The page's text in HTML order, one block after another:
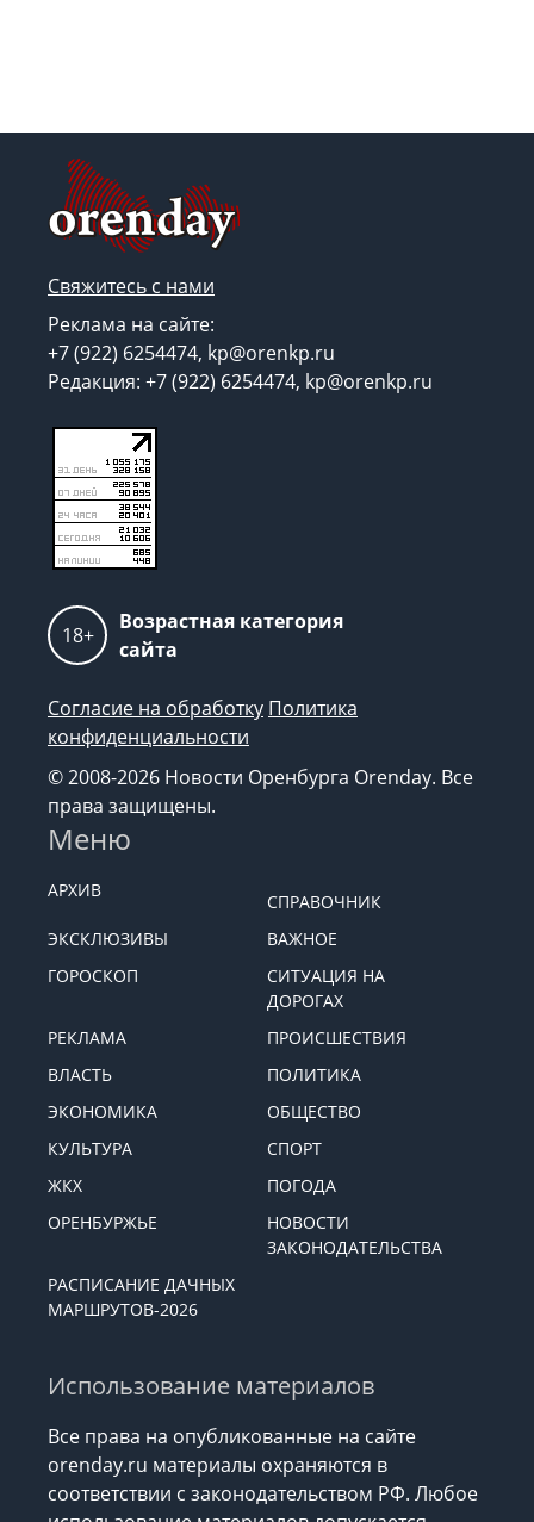
Свяжитесь с нами
Реклама на сайте:
+7 (922) 6254474, kp@orenkp.ru
Редакция: +7 (922) 6254474, kp@orenkp.ru
18+
Возрастная категория
сайта
Согласие на обработку Политика
конфиденциальности
© 2008-2026 Новости Оренбурга Orenday. Все
права защищены.
Меню
АРХИВ
СПРАВОЧНИК
ЭКСКЛЮЗИВЫ
ВАЖНОЕ
ГОРОСКОП
СИТУАЦИЯ НА
ДОРОГАХ
РЕКЛАМА
ПРОИСШЕСТВИЯ
ВЛАСТЬ
ПОЛИТИКА
ЭКОНОМИКА
ОБЩЕСТВО
КУЛЬТУРА
СПОРТ
ЖКХ
ПОГОДА
ОРЕНБУРЖЬЕ
НОВОСТИ
ЗАКОНОДАТЕЛЬСТВА
РАСПИСАНИЕ ДАЧНЫХ
МАРШРУТОВ-2026
Использование материалов
Все права на опубликованные на сайте
orenday.ru материалы охраняются в
соответствии с законодательством РФ. Любое